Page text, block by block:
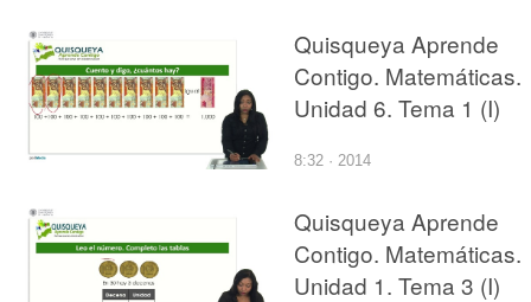
Quisqueya Aprende
Contigo. Matemáticas.
Unidad 6. Tema 1 (I)
8:32 · 2014
Quisqueya Aprende
Contigo. Matemáticas.
Unidad 1. Tema 3 (I)